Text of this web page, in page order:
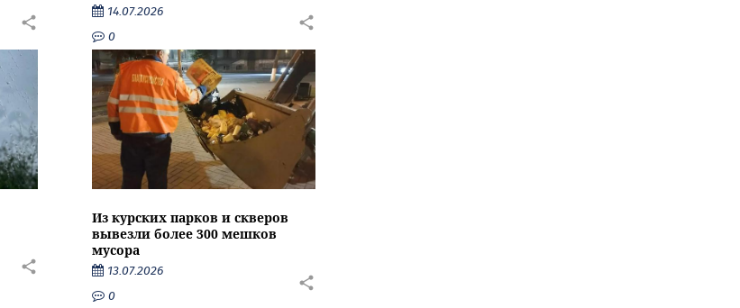
14.07.2026
0
Из курских парков и скверов
вывезли более 300 мешков
мусора
13.07.2026
0